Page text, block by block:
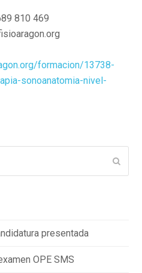
810 469
formacion/13738-
sonoanatomia-nivel-
presentada
OPE SMS